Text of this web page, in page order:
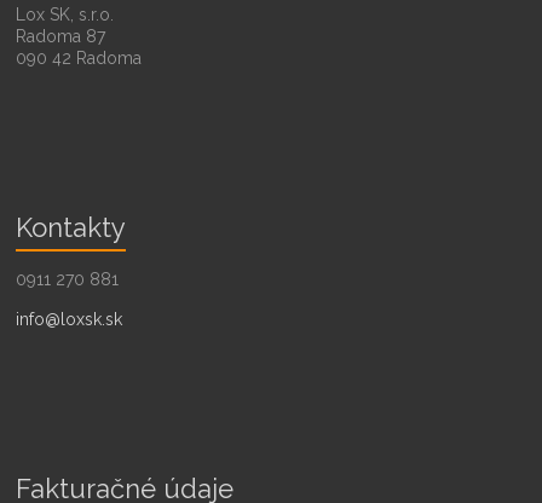
Lox SK, s.r.o.
Radoma 87
090 42 Radoma
Kontakty
0911 270 881
info@loxsk.sk
Fakturačné údaje